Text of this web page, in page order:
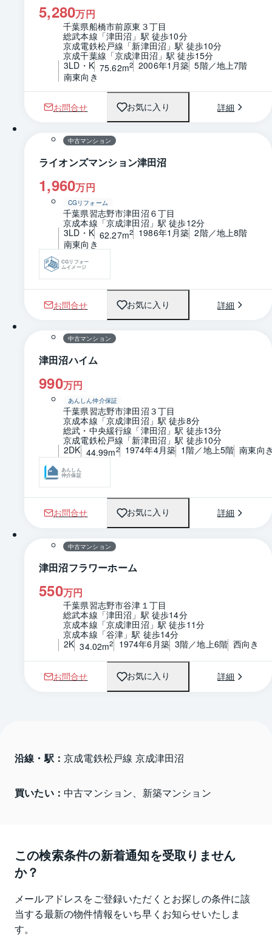
5,280万円
千葉県船橋市前原東３丁目
総武本線「津田沼」駅 徒歩10分
京成電鉄松戸線「新津田沼」駅 徒歩10分
京成千葉線「京成津田沼」駅 徒歩15分
3LD・K 75.62m2 2006年1月築 5階／地上7階
南東向き
お問合せ お気に入り 詳細
1 / 0 間取り
中古マンション
ライオンズマンション津田沼
1,960万円
CGリフォーム
千葉県習志野市津田沼６丁目
京成本線「京成津田沼」駅 徒歩12分
3LD・K 62.27m2 1986年1月築 2階／地上8階
南東向き
CGリフォー
ムイメージ
お問合せ お気に入り 詳細
1 / 0 間取り
中古マンション
津田沼ハイム
990万円
あんしん仲介保証
千葉県習志野市津田沼３丁目
京成本線「京成津田沼」駅 徒歩8分
総武・中央緩行線「津田沼」駅 徒歩13分
京成電鉄松戸線「新津田沼」駅 徒歩10分
2DK 44.99m2 1974年4月築 1階／地上5階 南東向
あんしん
仲介保証
お問合せ お気に入り 詳細
1 / 0 間取り
中古マンション
津田沼フラワーホーム
550万円
千葉県習志野市谷津１丁目
総武本線「津田沼」駅 徒歩14分
京成本線「京成津田沼」駅 徒歩11分
京成本線「谷津」駅 徒歩14分
2K 34.02m2 1974年6月築 3階／地上6階 西向き
お問合せ お気に入り 詳細
沿線・駅： 京成電鉄松戸線 京成津田沼
買いたい： 中古マンション、新築マンション
この検索条件の新着通知を受取りません
か？
メールアドレスをご登録いただくとお探しの条件に該
当する最新の物件情報をいち早くお知らせいたしま
す。